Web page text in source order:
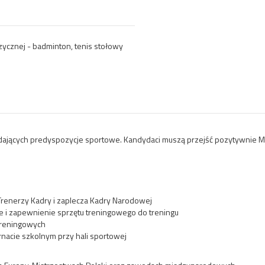
- badminton, tenis stołowy
predyspozycje sportowe. Kandydaci muszą przejść pozytywnie
Kadry i zaplecza Kadry Narodowej
i zapewnienie sprzętu treningowego do treningu
szkolnym przy hali sportowej